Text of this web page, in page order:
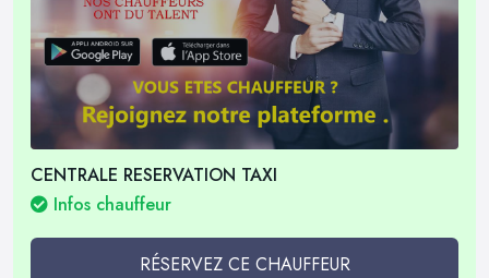
CENTRALE RESERVATION TAXI
Infos chauffeur
RÉSERVEZ CE CHAUFFEUR